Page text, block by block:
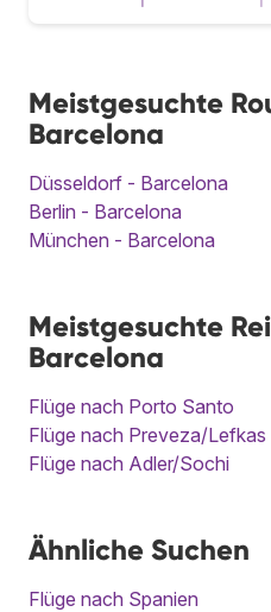
Meistgesuchte
Barcelona
Düsseldorf - Barcelona
Berlin - Barcelona
München - Barcelona
Meistgesuchte
Barcelona
Flüge nach Porto Santo
Flüge nach Preveza/Lefkas
Flüge nach Adler/Sochi
Ähnliche Suchen
Flüge nach Spanien